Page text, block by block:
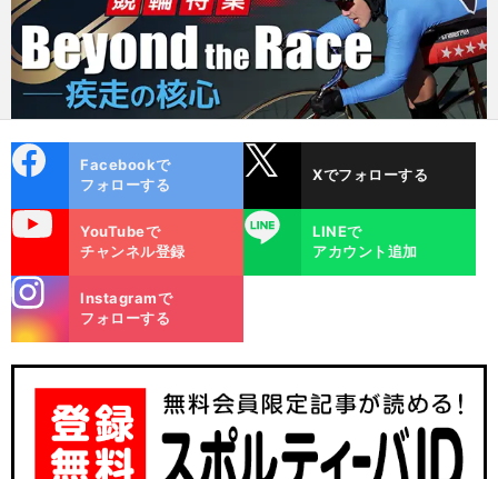
ok
Facebookで
フォローする
Xでフォローする
YouTubeで
チャンネル登録
LINE
LINEで
アカウント追加
m
Instagramで
フォローする